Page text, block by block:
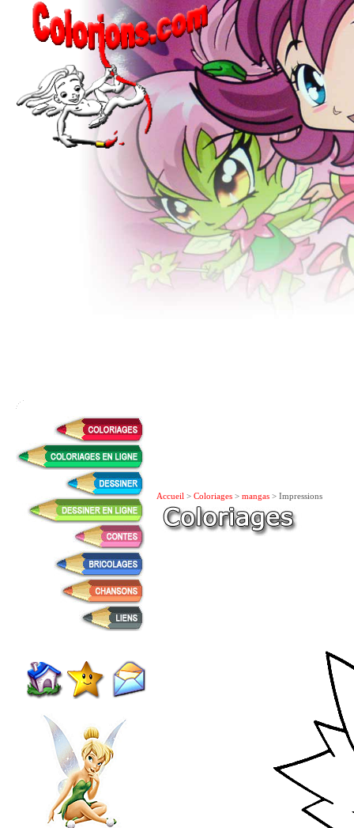
Accueil > Coloriages > mangas > Impressions